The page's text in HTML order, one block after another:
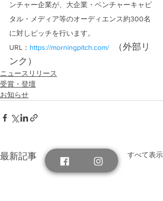
ンチャー企業が、大企業・ベンチャーキャピ
タル・メディア等のオーディエンス約300名
に対しピッチを行います。
URL： https://morningpitch.com/
（外部リ
ンク）
ニュースリリース
受賞・登壇
お知らせ
最新記事 すべて表示